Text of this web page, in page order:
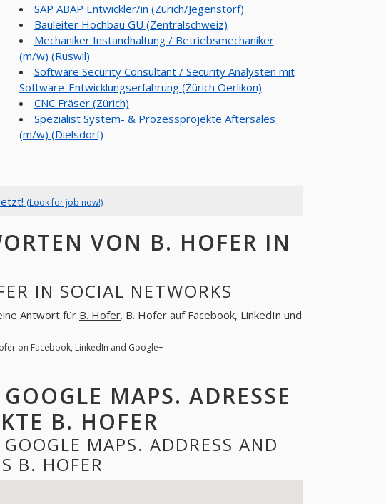
SAP ABAP Entwickler/in (Zürich/Jegenstorf)
Bauleiter Hochbau GU (Zentralschweiz)
Mechaniker Instandhaltung / Betriebsmechaniker
(m/w) (Ruswil)
Software Security Consultant / Security Analysten mit
Software-Entwicklungserfahrung (Zürich Oerlikon)
CNC Fräser (Zürich)
Spezialist System- & Prozessprojekte Aftersales
(m/w) (Dielsdorf)
(Look for job now!)
VON B. HOFER IN
IN SOCIAL NETWORKS
Antwort für B. Hofer. B. Hofer auf Facebook, LinkedIn und
on Facebook, LinkedIn and Google+
MAPS. ADRESSE
B. HOFER
MAPS. ADDRESS AND
B. HOFER